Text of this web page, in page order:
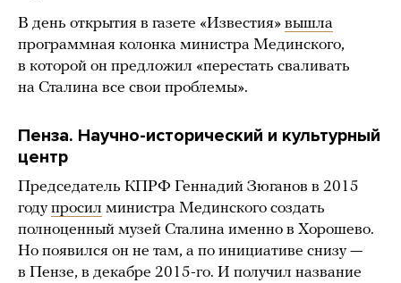
В день открытия в газете «Известия» вышла
программная колонка министра Мединского,
в которой он предложил «перестать сваливать
на Сталина все свои проблемы».
Пенза. Научно-исторический и культурный
центр
Председатель КПРФ Геннадий Зюганов в 2015
годупросил министра Мединского создать
полноценный музей Сталина именно в Хорошево.
Но появился он не там, а по инициативе снизу —
в Пензе, в декабре 2015-го. И получил название